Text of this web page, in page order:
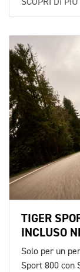
SCOPRI DI PIÙ
TIGER
INCLUSO
Solo per un
Sport 800 con